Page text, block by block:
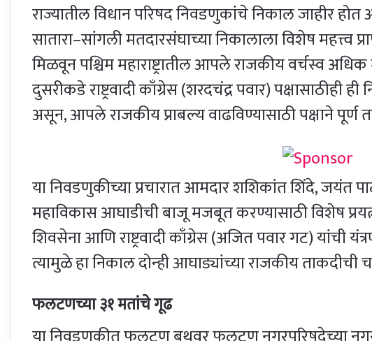
राज्यातील विधान परिषद निवडणुकांचे निकाल जाहीर होत
सातारा–सांगली मतदारसंघाच्या निकालाला विशेष महत्त्व
मिळवून पश्चिम महाराष्ट्रातील आपले राजकीय वर्चस्व
दुसरीकडे राष्ट्रवादी काँग्रेस (शरदचंद्र पवार) पक्षासाठीही
असून, आपले राजकीय प्राबल्य वाढविण्यासाठी पक्षाने
या निवडणुकीच्या प्रचारात आमदार शशिकांत शिंदे, जयंत
महाविकास आघाडीची बाजू मजबूत करण्यासाठी विशेष
शिवसेना आणि राष्ट्रवादी काँग्रेस (अजित पवार गट) यांची
त्यामुळे हा निकाल दोन्ही आघाड्यांच्या राजकीय
फलटणच्या ३१ मतांचे गूढ